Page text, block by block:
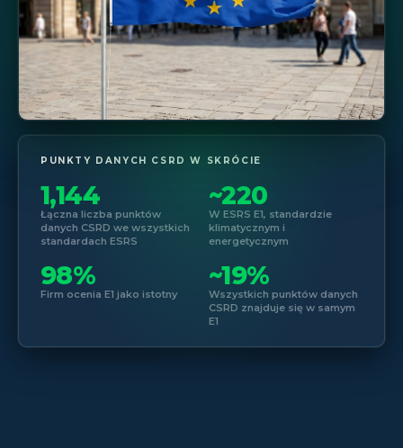
PUNKTY DANYCH CSRD W SKRÓCIE
1,144
Łączna liczba punktów
danych CSRD we wszystkich
standardach ESRS
~220
W ESRS E1, standardzie
klimatycznym i
energetycznym
98%
Firm ocenia E1 jako istotny
~19%
Wszystkich punktów danych
CSRD znajduje się w samym
E1